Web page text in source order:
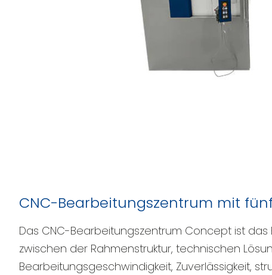
CNC-Bearbeitungszentrum mit
Das CNC-Bearbeitungszentrum Concept ist
zwischen der Rahmenstruktur, technischen
Bearbeitungsgeschwindigkeit, Zuverlässigkeit,